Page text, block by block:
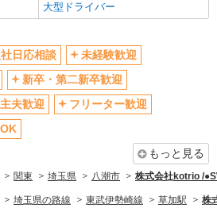
自転車通勤OK
産休・育休取得実績あり
各種手当（家族・役職・インセン
ティブなど）あり
研修制度あり
療・介護・福祉
大型ドライバー
社日応相談
未経験歓迎
新卒・第二新卒歓迎
夫歓迎
フリーター歓迎
もっと見る
関東 埼玉県 八潮市 株式会社kotrio /
埼玉県の路線 東武伊勢崎線 草加駅 株